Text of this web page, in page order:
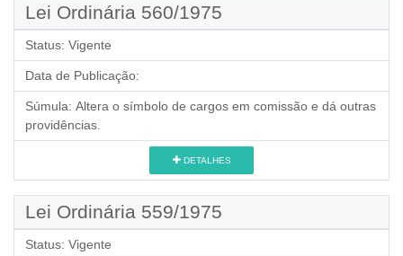
Lei Ordinária 560/1975
Status: Vigente
Data de Publicação:
Súmula: Altera o símbolo de cargos em comissão e dá outras
providências.
DETALHES
Lei Ordinária 559/1975
Status: Vigente